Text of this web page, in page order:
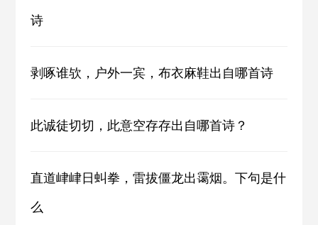
诗
剥啄谁欤，户外一宾，布衣麻鞋出自哪首诗
此诚徒切切，此意空存存出自哪首诗？
直道峍峍日虯拳，雷拔僵龙出霭烟。下句是什
么